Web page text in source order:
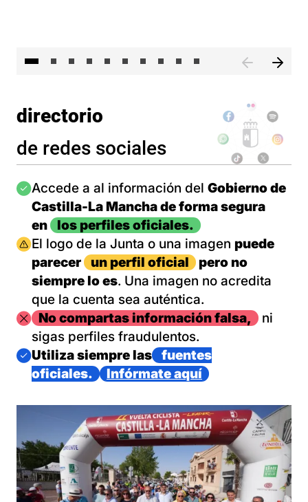
directorio
de redes sociales
Imagen
Accede a al información del Gobierno de
Castilla-La Mancha de forma segura
en
los perfiles oficiales.
Imagen
El logo de la Junta o una imagen puede
parecer
un perfil oficial
pero no
siempre lo es. Una imagen no acredita
que la cuenta sea auténtica.
ImagenNo compartas información falsa,
ni
sigas perfiles fraudulentos.
Imagen
Utiliza siempre las
fuentes
oficiales.
Infórmate aquí